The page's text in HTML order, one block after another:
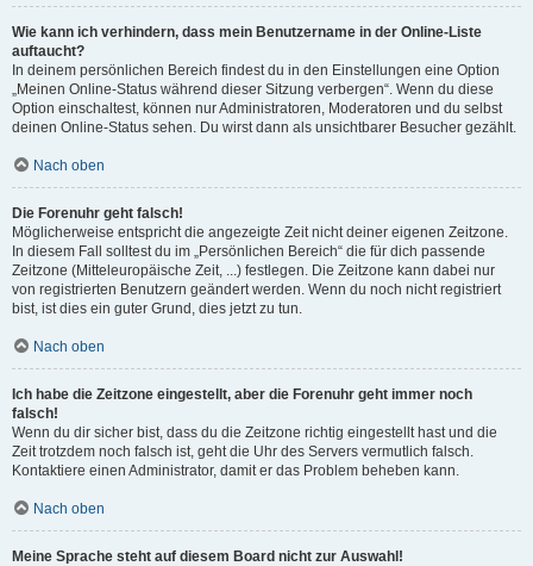
Wie kann ich verhindern, dass mein Benutzername in der Online-Liste
auftaucht?
In deinem persönlichen Bereich findest du in den Einstellungen eine Option
„Meinen Online-Status während dieser Sitzung verbergen“. Wenn du diese
Option einschaltest, können nur Administratoren, Moderatoren und du selbst
deinen Online-Status sehen. Du wirst dann als unsichtbarer Besucher gezählt.
Nach oben
Die Forenuhr geht falsch!
Möglicherweise entspricht die angezeigte Zeit nicht deiner eigenen Zeitzone.
In diesem Fall solltest du im „Persönlichen Bereich“ die für dich passende
Zeitzone (Mitteleuropäische Zeit, ...) festlegen. Die Zeitzone kann dabei nur
von registrierten Benutzern geändert werden. Wenn du noch nicht registriert
bist, ist dies ein guter Grund, dies jetzt zu tun.
Nach oben
Ich habe die Zeitzone eingestellt, aber die Forenuhr geht immer noch
falsch!
Wenn du dir sicher bist, dass du die Zeitzone richtig eingestellt hast und die
Zeit trotzdem noch falsch ist, geht die Uhr des Servers vermutlich falsch.
Kontaktiere einen Administrator, damit er das Problem beheben kann.
Nach oben
Meine Sprache steht auf diesem Board nicht zur Auswahl!